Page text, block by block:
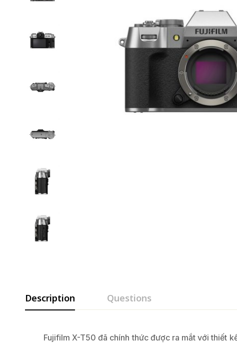
Description Questions
Fujifilm X-T50 đã chính thức được ra mắt với thiết